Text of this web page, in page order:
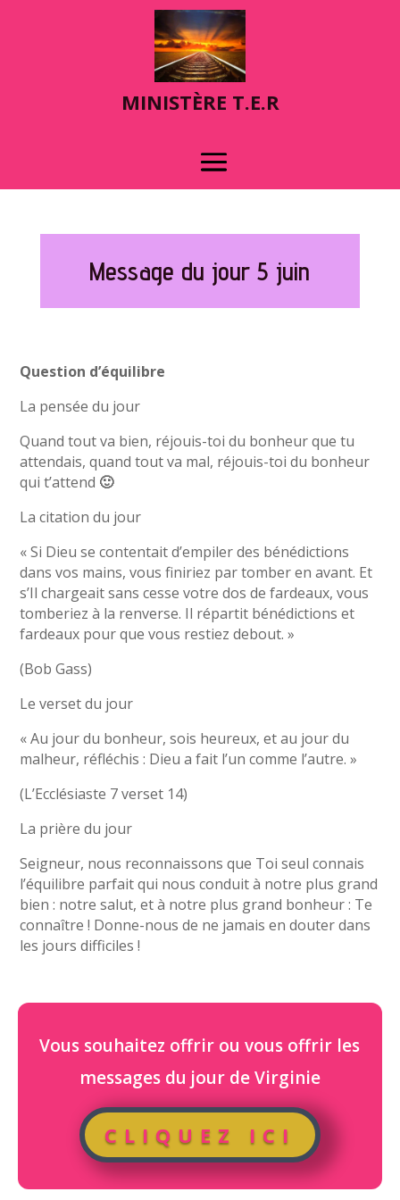
MINISTÈRE T.E.R
Message du jour 5 juin
Question d’équilibre
La pensée du jour
Quand tout va bien, réjouis-toi du bonheur que tu
attendais, quand tout va mal, réjouis-toi du bonheur
qui t’attend 🙂
La citation du jour
« Si Dieu se contentait d’empiler des bénédictions
dans vos mains, vous finiriez par tomber en avant. Et
s’Il chargeait sans cesse votre dos de fardeaux, vous
tomberiez à la renverse. Il répartit bénédictions et
fardeaux pour que vous restiez debout. »
(Bob Gass)
Le verset du jour
« Au jour du bonheur, sois heureux, et au jour du
malheur, réfléchis : Dieu a fait l’un comme l’autre. »
(L’Ecclésiaste 7 verset 14)
La prière du jour
Seigneur, nous reconnaissons que Toi seul connais
l’équilibre parfait qui nous conduit à notre plus grand
bien : notre salut, et à notre plus grand bonheur : Te
connaître ! Donne-nous de ne jamais en douter dans
les jours difficiles !
Vous souhaitez offrir ou vous offrir les
messages du jour de Virginie
CLIQUEZ ICI